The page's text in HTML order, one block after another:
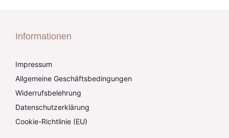
Informationen
Impressum
Allgemeine Geschäftsbedingungen
Widerrufsbelehrung
Datenschutzerklärung
Cookie-Richtlinie (EU)